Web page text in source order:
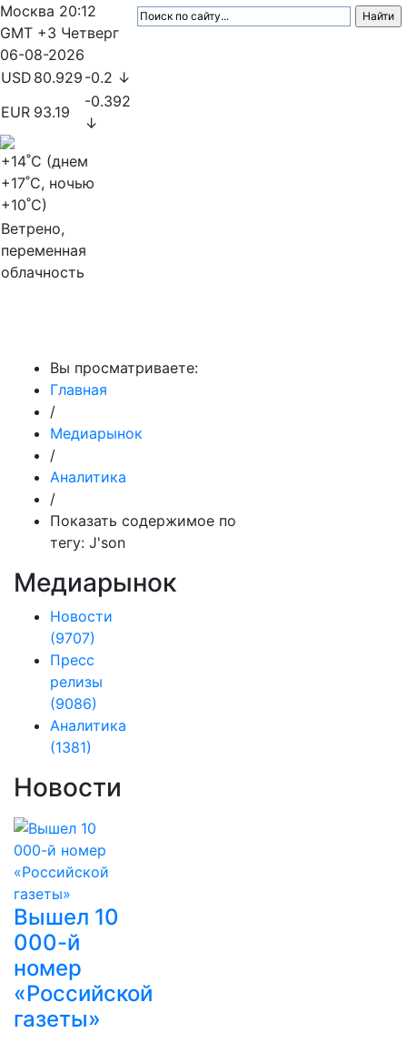
Москва 20:12
GMT +3 Четверг
06-08-2026
USD 80.929 -0.2 ↓
EUR 93.19
-0.392
↓
+14˚C (днем
+17˚C, ночью
+10˚C)
Ветрено,
переменная
облачность
Вы просматриваете:
Главная
/
Медиарынок
/
Аналитика
/
Показать содержимое по
тегу: J'son
Медиарынок
Новости
(9707)
Пресс
релизы
(9086)
Аналитика
(1381)
Новости
Вышел 10
000-й
номер
«Российской
газеты»